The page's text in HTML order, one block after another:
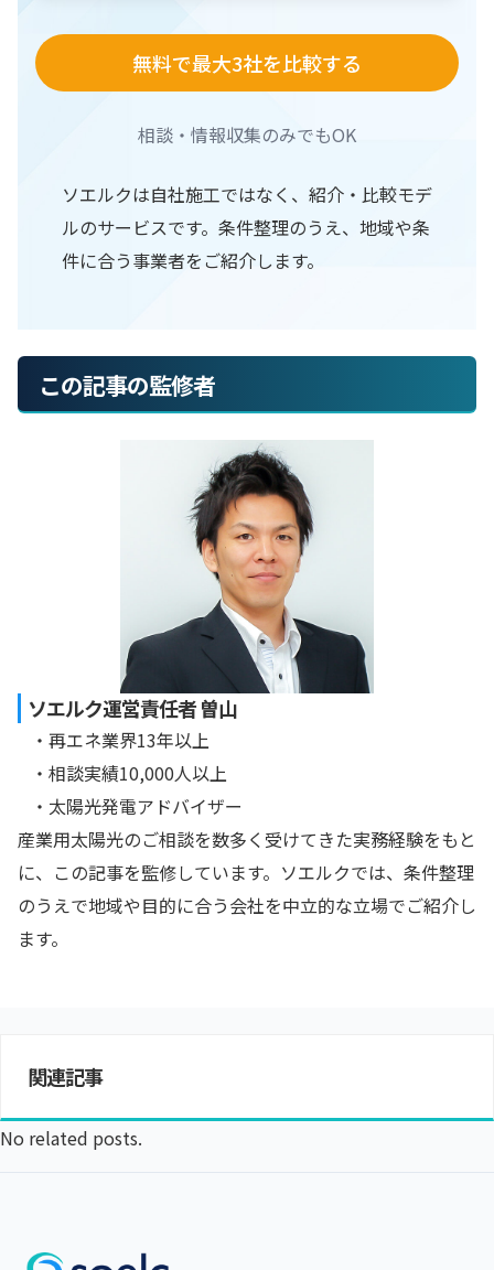
無料で最大3社を比較する
相談・情報収集のみでもOK
ソエルクは自社施工ではなく、紹介・比較モデ
ルのサービスです。条件整理のうえ、地域や条
件に合う事業者をご紹介します。
この記事の監修者
ソエルク運営責任者 曽山
・再エネ業界13年以上
・相談実績10,000人以上
・太陽光発電アドバイザー
産業用太陽光のご相談を数多く受けてきた実務経験をもと
に、この記事を監修しています。ソエルクでは、条件整理
のうえで地域や目的に合う会社を中立的な立場でご紹介し
ます。
関連記事
No related posts.